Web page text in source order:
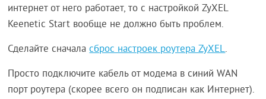
интернет от него работает, то с настройкой ZyXEL
Keenetic Start вообще не должно быть проблем.
Сделайте сначаласброс настроек роутера ZyXEL.
Просто подключите кабель от модема в синий WAN
порт роутера (скорее всего он подписан как Интернет).